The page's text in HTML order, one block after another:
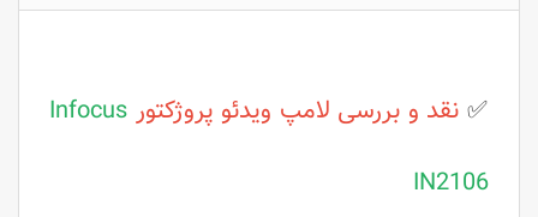
✅ نقد و بررسی لامپ ویدئو پروژکتور Infocus
IN2106